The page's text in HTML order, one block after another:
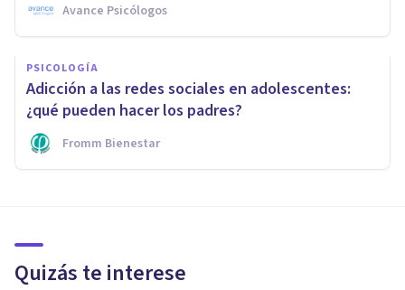
Avance Psicólogos
PSICOLOGÍA
Adicción a las redes sociales en adolescentes:
¿qué pueden hacer los padres?
Fromm Bienestar
Quizás te interese